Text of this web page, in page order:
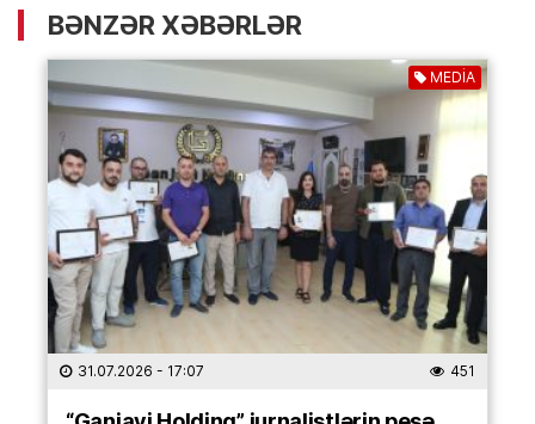
BƏNZƏR XƏBƏRLƏR
MEDİA
31.07.2026 - 17:07 451